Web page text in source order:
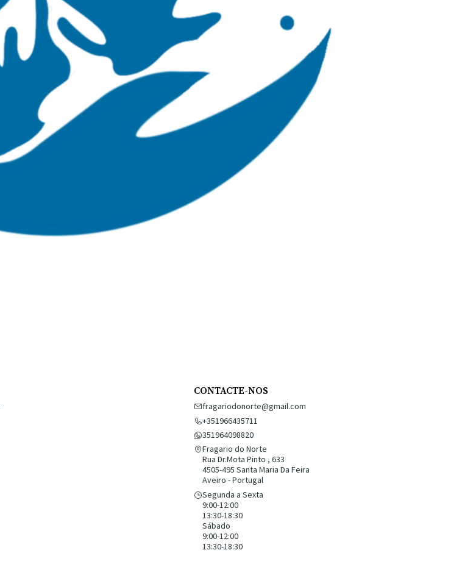
CONTACTE-NOS
fragariodonorte@gmail.com
+351966435711
351964098820
Fragario do Norte
Rua Dr.Mota Pinto , 633
4505-495 Santa Maria Da Feira
Aveiro - Portugal
Segunda a Sexta
9:00-12:00
13:30-18:30
Sábado
9:00-12:00
13:30-18:30